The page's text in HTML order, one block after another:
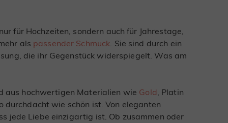
für Hochzeiten, sondern auch für Jahrestage,
als passender Schmuck. Sie sind durch ein
die ihr Gegenstück widerspiegelt. Was am
aus hochwertigen Materialien wie Gold, Platin
wie schön ist. Von eleganten
jede Liebe einzigartig ist. Ob zusammen oder